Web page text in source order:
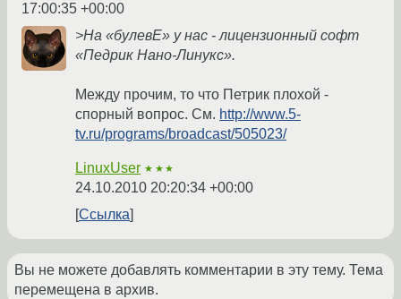
17:00:35 +00:00
>На «булевЕ» у нас - лицензионный софт
«Педрик Нано-Линукс».
Между прочим, то что Петрик плохой -
спорный вопрос. См. http://www.5-
tv.ru/programs/broadcast/505023/
LinuxUser ★★★
24.10.2010 20:20:34 +00:00
Ссылка
Вы не можете добавлять комментарии в эту тему. Тема
перемещена в архив.